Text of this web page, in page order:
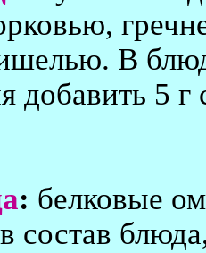
В
добавить 5
: белковые
состав